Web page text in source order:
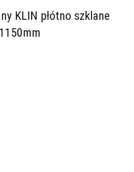
KLIN płótno szklane
1150mm